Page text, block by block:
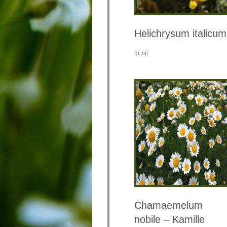
Helichrysum italicum
€1,90
Chamaemelum
nobile – Kamille